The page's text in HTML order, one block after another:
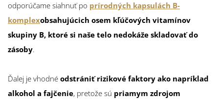
odporúčame siahnuť po prírodných kapsulách B-
komplexobsahujúcich osem kľúčových vitamínov
skupiny B, ktoré si naše telo nedokáže skladovať do
zásoby.
Ďalej je vhodné odstrániť rizikové faktory ako napríklad
alkohol a fajčenie, pretože sú priamym zdrojom